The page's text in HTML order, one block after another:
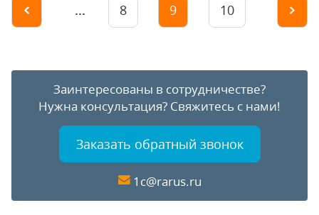
... 8 9 10
Заинтересованы в сотрудничестве?
Нужна консультация? Свяжитесь с нами!
Заказать обратный звонок
1c@rarus.ru